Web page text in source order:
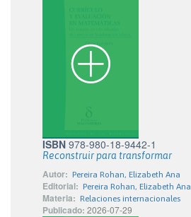
ISBN 978-980-18-9442-1
Reconstruir para transformar
Autor: Pereira Rohan, Elizabeth Ana
Editorial: Pereira Rohan, Elizabeth Ana
Materia: Relaciones internacionales
Publicado: 2026-07-29